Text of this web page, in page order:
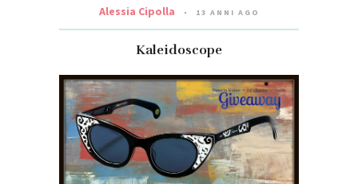
Alessia Cipolla 13 ANNI AGO
Kaleidoscope